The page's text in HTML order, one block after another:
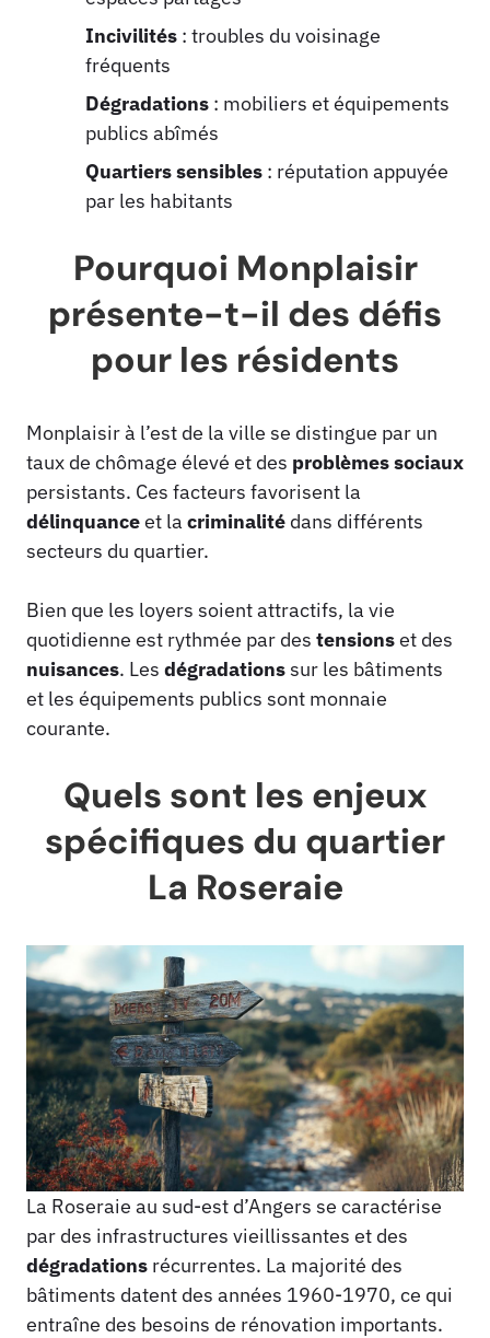
Incivilités : troubles du voisinage
fréquents
Dégradations : mobiliers et équipements
publics abîmés
Quartiers sensibles : réputation appuyée
par les habitants
Pourquoi Monplaisir
présente-t-il des défis
pour les résidents
Monplaisir à l’est de la ville se distingue par un
taux de chômage élevé et des problèmes sociaux
persistants. Ces facteurs favorisent la
délinquanceet la criminalité dans différents
secteurs du quartier.
Bien que les loyers soient attractifs, la vie
quotidienne est rythmée par des tensionset des
nuisances. Les dégradationssur les bâtiments
et les équipements publics sont monnaie
courante.
Quels sont les enjeux
spécifiques du quartier
La Roseraie
La Roseraie au sud-est d’Angers se caractérise
par des infrastructures vieillissantes et des
dégradations récurrentes. La majorité des
bâtiments datent des années 1960-1970, ce qui
entraîne des besoins de rénovation importants.